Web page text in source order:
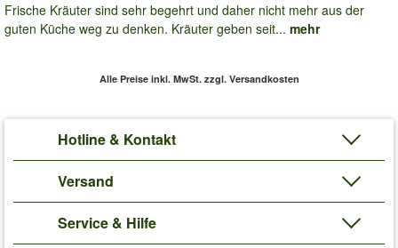
Frische Kräuter sind sehr begehrt und daher nicht mehr aus der
guten Küche weg zu denken. Kräuter geben seit... mehr
Alle Preise inkl. MwSt. zzgl. Versandkosten
Hotline & Kontakt
Versand
Service & Hilfe